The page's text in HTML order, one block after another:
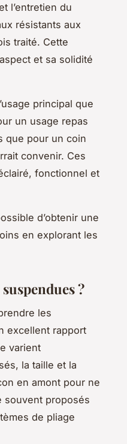
l’entretien du
résistants aux
traité. Cette
et sa solidité
principal que
un usage repas
que pour un coin
convenir. Ces
fonctionnel et
d’obtenir une
en explorant les
?
les
excellent rapport
varient
la taille et la
en amont pour ne
souvent proposés
de pliage